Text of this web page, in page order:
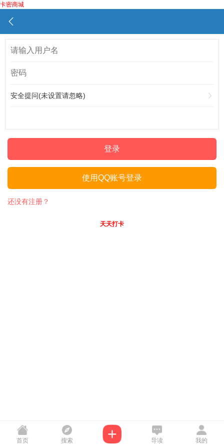
卡密商城
安全提问(未设置请忽略)
登录
使用QQ账号登录
还没有注册？
天天打卡
首页 搜索 导读 我的